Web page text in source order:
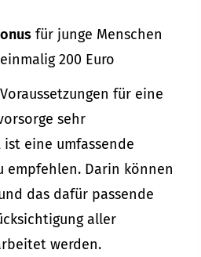
für junge Menschen
200 Euro
für eine
sehr
eine umfassende
empfehlen. Darin können
das dafür passende
aller
werden.